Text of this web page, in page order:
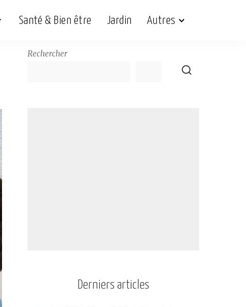
Santé & Bien être Jardin Autres
Rechercher
Derniers articles